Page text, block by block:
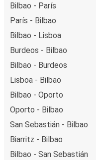
Bilbao - París
París - Bilbao
Bilbao - Lisboa
Burdeos - Bilbao
Bilbao - Burdeos
Lisboa - Bilbao
Bilbao - Oporto
Oporto - Bilbao
San Sebastián - Bilbao
Biarritz - Bilbao
Bilbao - San Sebastián